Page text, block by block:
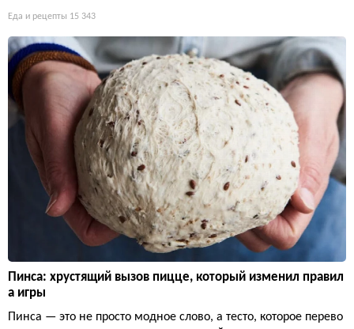
Еда и рецепты 15 343
Пинса: хрустящий вызов пицце, который изменил правил
а игры
Пинса — это не просто модное слово, а тесто, которое перево